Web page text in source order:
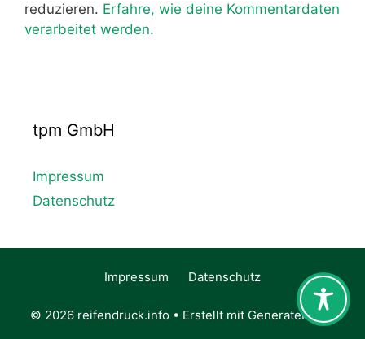
reduzieren. Erfahre, wie deine Kommentardaten
verarbeitet werden.
tpm GmbH
Impressum
Datenschutz
Impressum Datenschutz
© 2026 reifendruck.info • Erstellt mit GeneratePress